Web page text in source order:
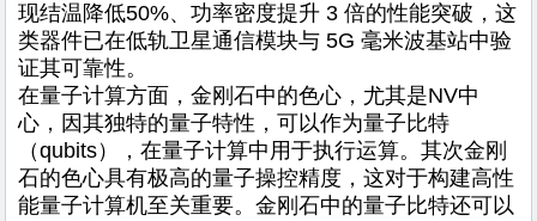
现结温降低50%、功率密度提升 3 倍的性能突破，这
类器件已在低轨卫星通信模块与 5G 毫米波基站中验
证其可靠性。
在量子计算方面，金刚石中的色心，尤其是NV中
心，因其独特的量子特性，可以作为量子比特
（qubits），在量子计算中用于执行运算。其次金刚
石的色心具有极高的量子操控精度，这对于构建高性
能量子计算机至关重要。金刚石中的量子比特还可以